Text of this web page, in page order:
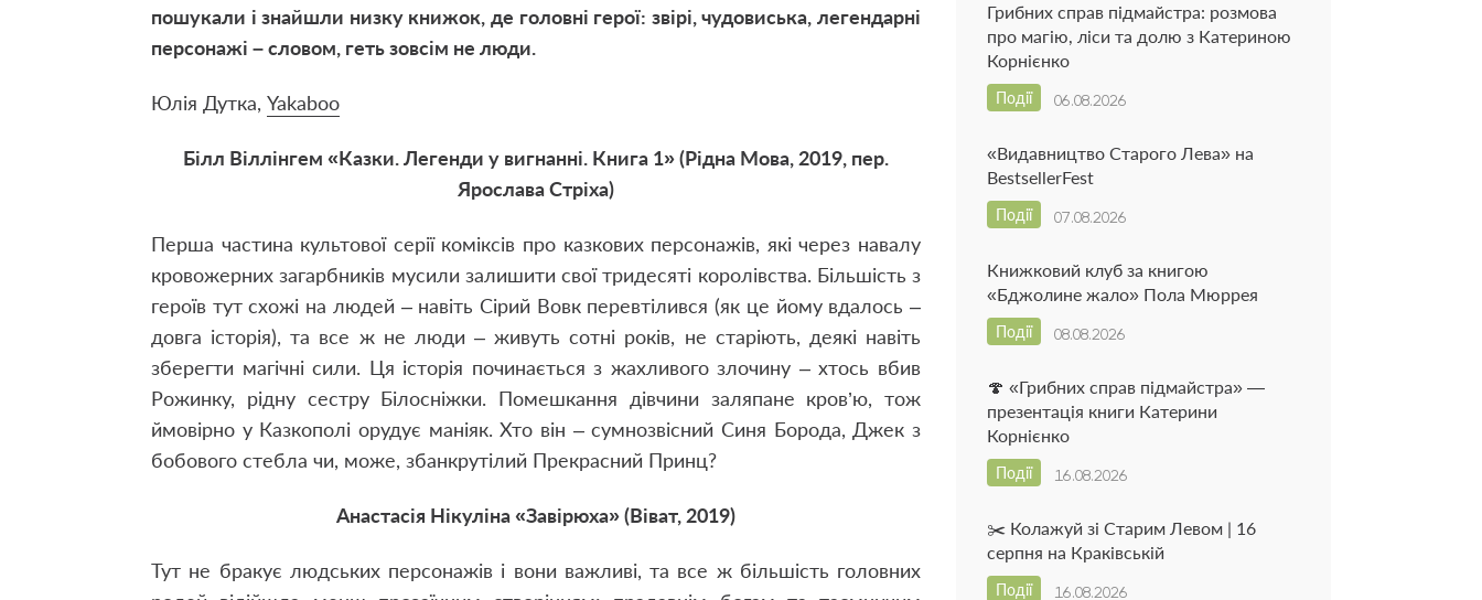
пошукали і знайшли низку книжок, де головні герої: звірі, чудовиська, легендарні
персонажі – словом, геть зовсім не люди.
Юлія Дутка, Yakaboo
Білл Віллінгем «Казки. Легенди у вигнанні. Книга 1» (Рідна Мова, 2019, пер.
Ярослава Стріха)
Перша частина культової серії коміксів про казкових персонажів, які через навалу
кровожерних загарбників мусили залишити свої тридесяті королівства. Більшість з
героїв тут схожі на людей – навіть Сірий Вовк перевтілився (як це йому вдалось –
довга історія), та все ж не люди – живуть сотні років, не старіють, деякі навіть
зберегти магічні сили. Ця історія починається з жахливого злочину – хтось вбив
Рожинку, рідну сестру Білосніжки. Помешкання дівчини заляпане кров’ю, тож
ймовірно у Казкополі орудує маніяк. Хто він – сумнозвісний Синя Борода, Джек з
бобового стебла чи, може, збанкрутілий Прекрасний Принц?
Анастасія Нікуліна «Завірюха» (Віват, 2019)
Тут не бракує людських персонажів і вони важливі, та все ж більшість головних
Грибних справ підмайстра: розмова
про магію, ліси та долю з Катериною
Корнієнко
06.08.2026
Події
«Видавництво Старого Лева» на
BestsellerFest
07.08.2026
Події
Книжковий клуб за книгою
«Бджолине жало» Пола Мюррея
08.08.2026
Події
🍄 «Грибних справ підмайстра» —
презентація книги Катерини
Корнієнко
16.08.2026
Події
✂️ Колажуй зі Старим Левом | 16
серпня на Краківській
16.08.2026
Події